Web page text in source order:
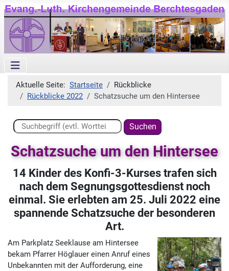
Aktuelle Seite: Startseite
Rückblicke
Rückblicke 2022
Schatzsuche um den Hintersee
Suchen ...
Suchen
Schatzsuche um den Hintersee
14 Kinder des Konfi-3-Kurses trafen sich
nach dem Segnungsgottesdienst noch
einmal. Sie erlebten am 25. Juli 2022 eine
spannende Schatzsuche der besonderen
Art.
Am Parkplatz Seeklause am Hintersee
bekam Pfarrer Höglauer einen Anruf eines
Unbekannten mit der Aufforderung, eine